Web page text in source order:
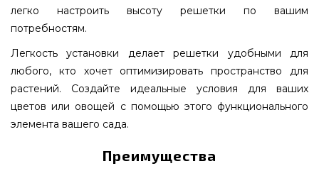
легко настроить высоту решетки по вашим
потребностям.
Легкость установки делает решетки удобными для
любого, кто хочет оптимизировать пространство для
растений. Создайте идеальные условия для ваших
цветов или овощей с помощью этого функционального
элемента вашего сада.
Преимущества